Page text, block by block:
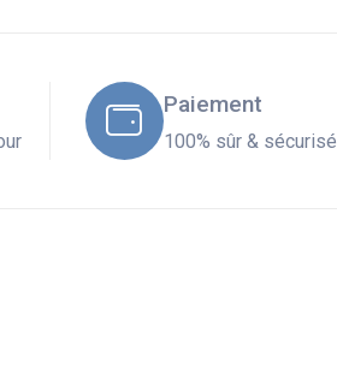
Paiement
100% sûr & sécurisé